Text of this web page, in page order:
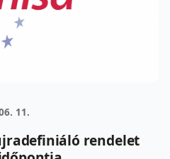
11.
rendelet